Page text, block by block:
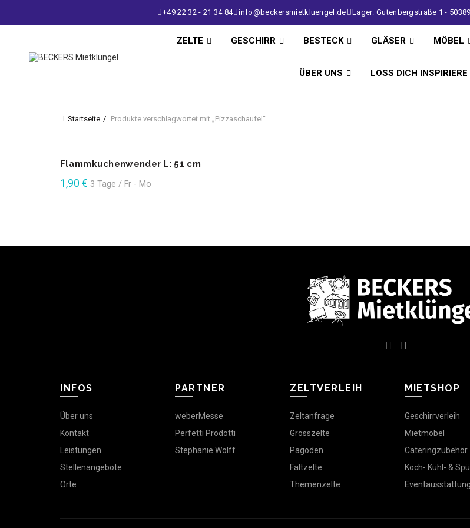
+49 22 32 - 21 34 84 info@beckersmietkluengel.de Lager: Gutenbergstraße 1 -
ZELTE GESCHIRR BESTECK GLÄSER MÖBEL
ÜBER UNS LOSS DICH INSPIRIERE
Startseite Produkte verschlagwortet mit „Pizzaschaufel“
Flammkuchenwender L: 51 cm
1,90 € 3 Tage / Fr - Mo
INFOS
Über uns
Kontakt
Leistungen
Stellenangebote
Orte
PARTNER
weberMesse
Perfetti Prodotti
Stephanie Wolff
ZELTVERLEIH
Zeltanfrage
Grosszelte
Pagoden
Faltzelte
Themenzelte
MIETSHOP
Geschirrverleih
Mietmöbel
Cateringzubehör
Koch- Kühl- &
Eventausstattung